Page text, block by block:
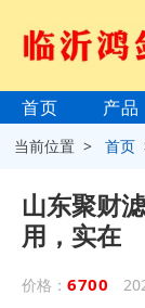
首页 产品
当前位置 >首页
山东聚财
用，实在
价格： 6700